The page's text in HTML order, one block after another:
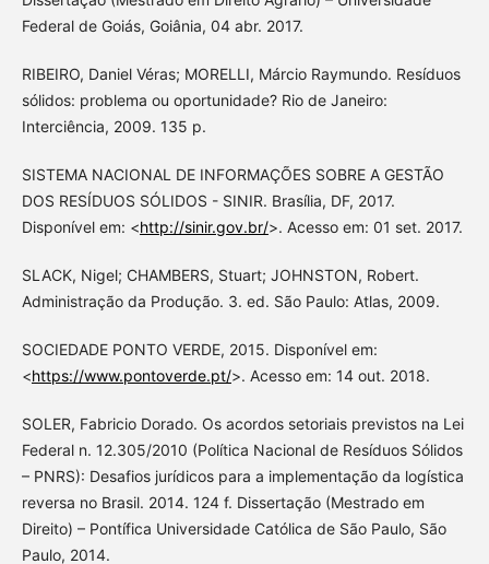
Federal de Goiás, Goiânia, 04 abr. 2017.
RIBEIRO, Daniel Véras; MORELLI, Márcio Raymundo. Resíduos
sólidos: problema ou oportunidade? Rio de Janeiro:
Interciência, 2009. 135 p.
SISTEMA NACIONAL DE INFORMAÇÕES SOBRE A GESTÃO
DOS RESÍDUOS SÓLIDOS - SINIR. Brasília, DF, 2017.
Disponível em: <http://sinir.gov.br/>. Acesso em: 01 set. 2017.
SLACK, Nigel; CHAMBERS, Stuart; JOHNSTON, Robert.
Administração da Produção. 3. ed. São Paulo: Atlas, 2009.
SOCIEDADE PONTO VERDE, 2015. Disponível em:
<https://www.pontoverde.pt/>. Acesso em: 14 out. 2018.
SOLER, Fabricio Dorado. Os acordos setoriais previstos na Lei
Federal n. 12.305/2010 (Política Nacional de Resíduos Sólidos
– PNRS): Desafios jurídicos para a implementação da logística
reversa no Brasil. 2014. 124 f. Dissertação (Mestrado em
Direito) – Pontífica Universidade Católica de São Paulo, São
Paulo, 2014.